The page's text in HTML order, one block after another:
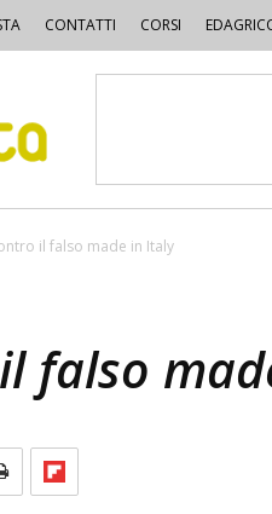
CONTATTI CORSI
il falso made in Italy
falso